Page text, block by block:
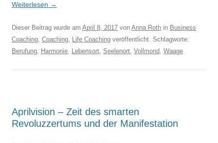
Weiterlesen →
Dieser Beitrag wurde am April 8, 2017 von Anna Roth in Business
Coaching, Coaching, Life Coaching veröffentlicht. Schlagworte:
Berufung, Harmonie, Lebensort, Seelenort, Vollmond, Waage.
Aprilvision – Zeit des smarten
Revoluzzertums und der Manifestation